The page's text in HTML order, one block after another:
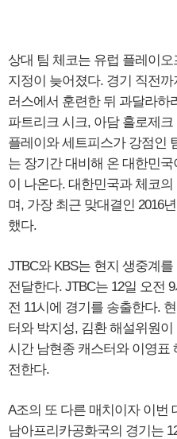
상대 팀 체코는 유럽 플레이
지정이 늦어졌다. 경기 직전
러스에서 훈련한 뒤 과달라하
파트리크 시크, 아담 흘로제
플레이와 세트피스가 강점인
는 장기간 대비해 온 대한민
이 나온다. 대한민국과 체코
며, 가장 최근 맞대결인 2016
했다.
JTBC와 KBS는 현지 생중계
전달한다. JTBC는 12일 오전
전 11시에 경기를 송출한다.
터와 박지성, 김환 해설위원
시간 남현종 캐스터와 이영표
전한다.
A조의 또 다른 매치이자 이번
남아프리카공화국의 경기는